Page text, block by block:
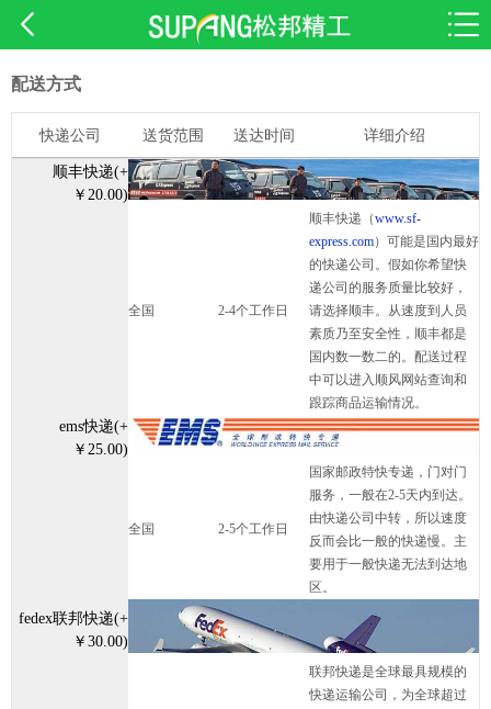
配送方式
快递公司 送货范围 送达时间 详细介绍
顺丰快递(+
￥20.00)
全国 2-4个工作日
顺丰快递（www.sf-
express.com）可能是国内最好
的快递公司。假如你希望快
递公司的服务质量比较好，
请选择顺丰。从速度到人员
素质乃至安全性，顺丰都是
国内数一数二的。配送过程
中可以进入顺风网站查询和
跟踪商品运输情况。
ems快递(+
￥25.00)
全国 2-5个工作日
国家邮政特快专递，门对门
服务，一般在2-5天内到达。
由快递公司中转，所以速度
反而会比一般的快递慢。主
要用于一般快递无法到达地
区。
fedex联邦快递(+
￥30.00)
联邦快递是全球最具规模的
快递运输公司，为全球超过